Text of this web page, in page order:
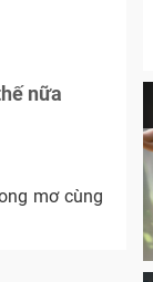
nữa
mơ cùng